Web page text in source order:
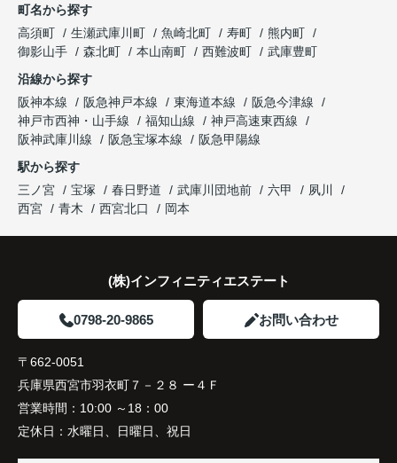
り、住み替えを決断して本当に良かったと思ってい
ます。
長年守ってきた資産を安心して引き継ぐことがで
き、家族全員が納得できる売却となりました。
販売活動では、西宮北口駅へのアクセス、阪急西宮
ガーデンズ、教育施設、商業施設など、このエリア
した。
購入されたご家族は、
と大変喜ばれ、この住まいを選ばれました。
住み替え後は家族それぞれの通勤・通学時間が短く
家族全員にとって、将来を見据えた良い選択だった
町名から探す
高須町
生瀬武庫川町 魚崎北町 寿町
熊内町
御影山手
森北町 本山南町 西難波町
武庫豊町
沿線から探す
阪神本線
阪急神戸本線 東海道本線
阪急今津線
神戸市西神・山手線
福知山線
神戸高速東西線
阪神武庫川線
阪急宝塚本線
阪急甲陽線
駅から探す
三ノ宮
宝塚 春日野道 武庫川団地前 六甲
夙川
西宮
青木 西宮北口 岡本
(株)インフィニティエステート
0798-20-9865 お問い合わせ
〒662-0051
兵庫県西宮市羽衣町７－２８ ー４Ｆ
営業時間： 10:00 ～18：00
定休日： 水曜日、日曜日、祝日